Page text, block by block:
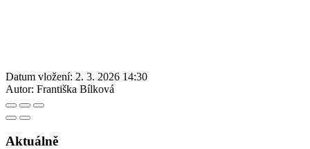
Datum vložení: 2. 3. 2026 14:30
Autor: Františka Bílková
Aktuálně